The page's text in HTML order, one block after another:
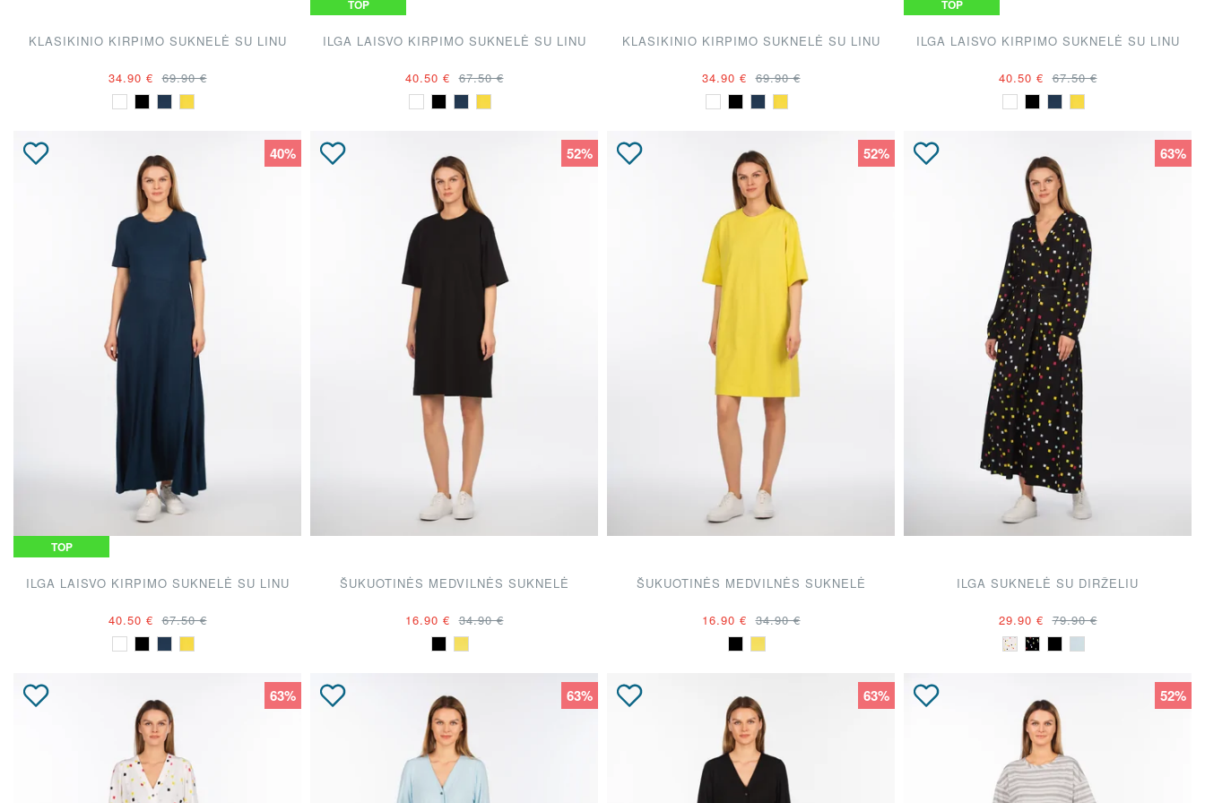
KLASIKINIO KIRPIMO SUKNELĖ SU LINU
34.90 € 69.90 €
TOP
ILGA LAISVO KIRPIMO SUKNELĖ SU LINU
40.50 € 67.50 €
KLASIKINIO KIRPIMO SUKNELĖ SU LINU
34.90 € 69.90 €
TOP
ILGA LAISVO KIRPIMO SUKNELĖ SU LINU
40.50 € 67.50 €
40%
TOP
ILGA LAISVO KIRPIMO SUKNELĖ SU LINU
40.50 € 67.50 €
52%
ŠUKUOTINĖS MEDVILNĖS SUKNELĖ
16.90 € 34.90 €
52%
ŠUKUOTINĖS MEDVILNĖS SUKNELĖ
16.90 € 34.90 €
63%
ILGA SUKNELĖ SU DIRŽELIU
29.90 € 79.90 €
63% 63% 63% 52%